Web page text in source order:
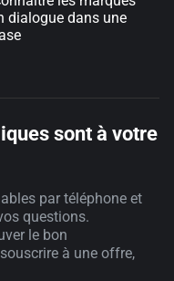
dialogue dans une
sont à votre
par téléphone et
questions.
le bon
à une offre,